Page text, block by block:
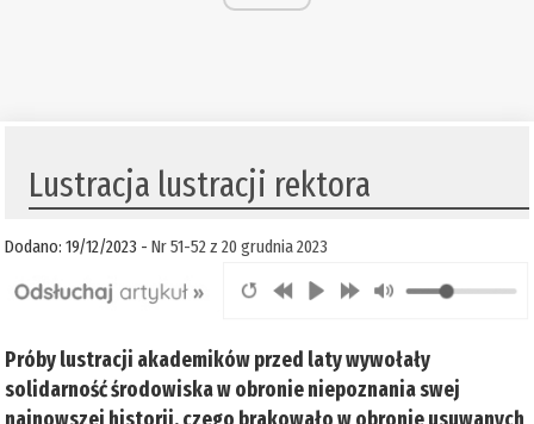
Lustracja lustracji rektora
Dodano: 19/12/2023 -Nr 51-52 z 20 grudnia 2023
Próby lustracji akademików przed laty wywołały
solidarność środowiska w obronie niepoznania swej